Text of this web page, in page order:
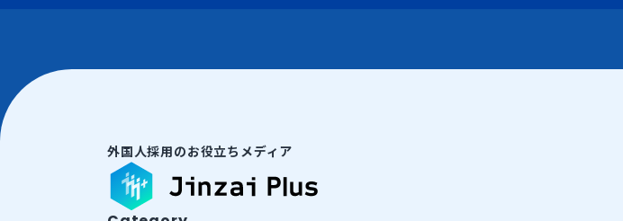
外国人採用のお役立ちメディア